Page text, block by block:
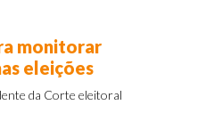
monitorar
eleições
da Corte eleitoral